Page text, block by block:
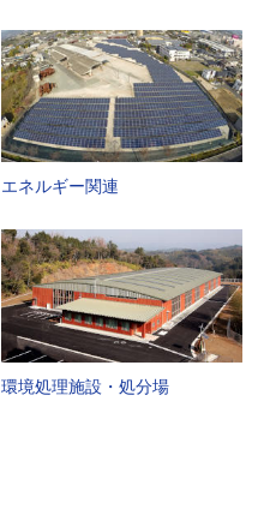
エネルギー関連
環境処理施設・処分場